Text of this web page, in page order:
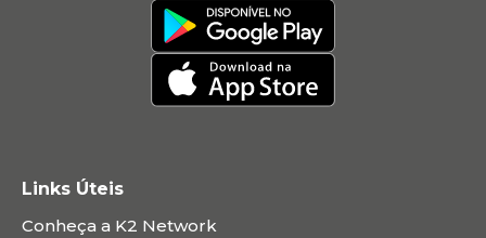
Links Úteis
Conheça a K2 Network